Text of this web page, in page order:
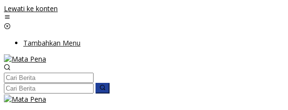
Lewati ke konten
Tambahkan Menu